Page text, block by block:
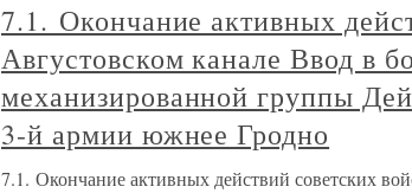
7.1. Окончание активных
Августовском канале Ввод в
механизированной группы
3-й армии южнее Гродно
7.1. Окончание активных действий советских